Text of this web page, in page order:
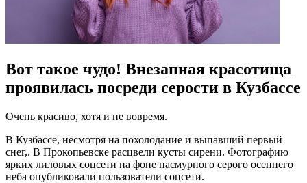
Вот такое чудо! Внезапная красотища
проявилась посреди серости в Кузбассе
Очень красиво, хотя и не вовремя.
В Кузбассе, несмотря на похолодание и выпавший первый
снег,. В Прокопьевске расцвели кусты сирени. Фотографию
ярких лиловых соцсети на фоне пасмурного серого осеннего
неба опубликовали пользователи соцсети.